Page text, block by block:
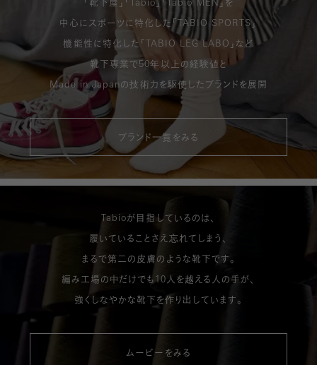
「靴下屋」「Tabio」「Tabio MEN」を
中心にスポーツに特化した「TABIO SPORTS」
機能性に特化した「TABIO LEG LABO」など
靴下専業で50年以上の経験値と
Made in Japanの技術力を駆使したブランドを展開
ブランド一覧をみる
Tabioが目指しているのは、
履いていることさえ忘れてしまう、
まるで第二の皮膚のような靴下です。
編み工場の中だけでも10人を越える人の手が、
強くしなやかな靴下を作り出しています。
ムービーをみる